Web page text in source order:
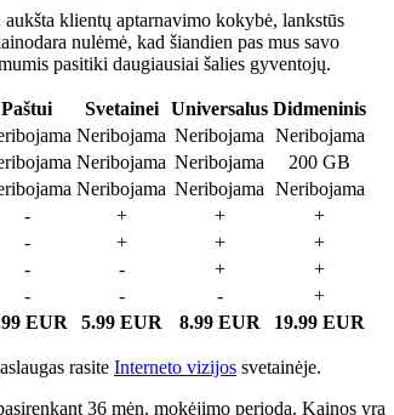
klientų aptarnavimo kokybė, lankstūs
nulėmė, kad šiandien pas mus savo
pasitiki daugiausiai šalies gyventojų.
Paštui Svetainei Universalus Didmeninis
Neribojama Neribojama Neribojama
Neribojama Neribojama
200 GB
Neribojama Neribojama Neribojama
- + +
+
- + +
+
- - +
+
- - -
+
EUR 5.99 EUR 8.99 EUR 19.99 EUR
rasite Interneto vizijos svetainėje.
36 mėn. mokėjimo periodą. Kainos yra